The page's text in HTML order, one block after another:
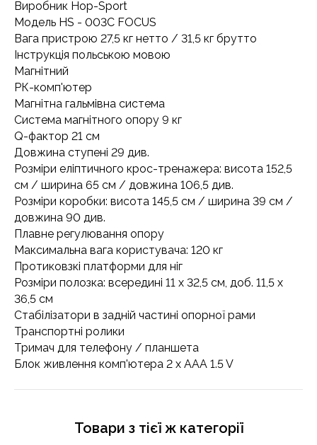
Виробник Hop-Sport
Модель HS - 003C FOCUS
Вага пристрою 27,5 кг нетто / 31,5 кг брутто
Інструкція польською мовою
Магнітний
РК-комп'ютер
Магнітна гальмівна система
Система магнітного опору 9 кг
Q-фактор 21 см
Довжина ступені 29 див.
Розміри еліптичного крос-тренажера: висота 152,5
см / ширина 65 см / довжина 106,5 див.
Розміри коробки: висота 145,5 см / ширина 39 см /
довжина 90 див.
Плавне регулювання опору
Максимальна вага користувача: 120 кг
Протиковзкі платформи для ніг
Розміри полозка: всередині 11 x 32,5 см, доб. 11,5 x
36,5 см
Стабілізатори в задній частині опорної рами
Транспортні ролики
Тримач для телефону / планшета
Блок живлення комп'ютера 2 x AAA 1.5 V
Товари з тієї ж категорії